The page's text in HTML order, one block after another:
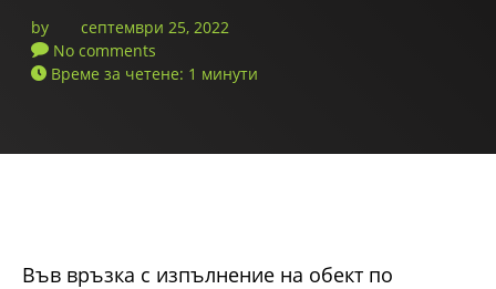
by
септември 25, 2022
No comments
Време за четене: 1 минути
Във връзка с изпълнение на обект по